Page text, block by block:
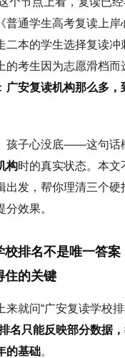
普通学生高考复读上岸
二本的学生选择复读冲
的考生因为志愿滑档而
广安复读机构那么多，
孩子心没底——这句话
构时的真实状态。本文
出发，帮你理清三个硬
效果。
校排名不是唯一答案
住的关键
来就问“广安复读学校
名只能反映部分数据
的基础。